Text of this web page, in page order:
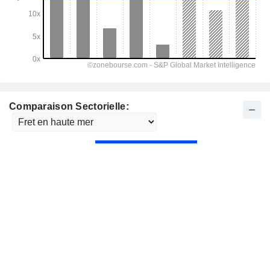
Comparaison Sectorielle: